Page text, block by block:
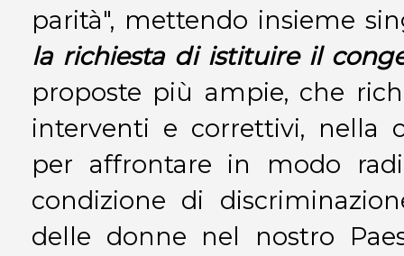
parità", mettendo insieme
la richiesta di istituire il
proposte più ampie, che
interventi e correttivi, nella
per affrontare in modo
condizione di
delle donne nel nostro